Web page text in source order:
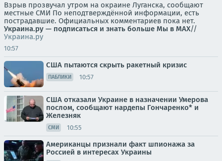
Взрыв прозвучал утром на окраине Луганска, сообщают
местные СМИ По неподтверждённой информации, есть
пострадавшие. Официальных комментариев пока нет.
Украина.ру — подписаться и знать больше Мы в MAX//
Украина.ру
10:57
США пытаются скрыть ракетный кризис
ПАБЛИКИ 10:57
США отказали Украине в назначении Умерова
послом, сообщают нардепы Гончаренко* и
Железняк
СМИ 10:55
Американцы признали факт шпионажа за
Россией в интересах Украины